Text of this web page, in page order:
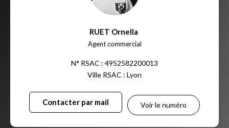
RUET Ornella
Agent commercial
N° RSAC : 4952582200013
Ville RSAC : Lyon
Contacter par mail Voir le numéro